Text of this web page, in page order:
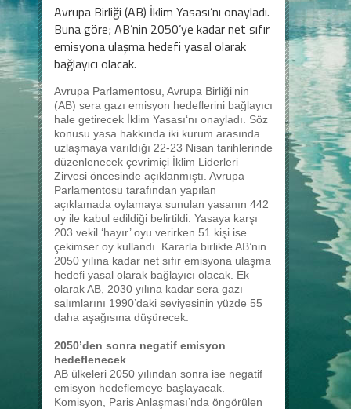
Avrupa Birliği (AB) İklim Yasası’nı onayladı.
Buna göre; AB’nin 2050’ye kadar net sıfır
emisyona ulaşma hedefi yasal olarak
bağlayıcı olacak.
Avrupa Parlamentosu, Avrupa Birliği‘nin
(AB) sera gazı emisyon hedeflerini bağlayıcı
hale getirecek İklim Yasası‘nı onayladı. Söz
konusu yasa hakkında iki kurum arasında
uzlaşmaya varıldığı 22-23 Nisan tarihlerinde
düzenlenecek çevrimiçi İklim Liderleri
Zirvesi öncesinde açıklanmıştı. Avrupa
Parlamentosu tarafından yapılan
açıklamada oylamaya sunulan yasanın 442
oy ile kabul edildiği belirtildi. Yasaya karşı
203 vekil ‘hayır’ oyu verirken 51 kişi ise
çekimser oy kullandı. Kararla birlikte AB’nin
2050 yılına kadar net sıfır emisyona ulaşma
hedefi yasal olarak bağlayıcı olacak. Ek
olarak AB, 2030 yılına kadar sera gazı
salımlarını 1990’daki seviyesinin yüzde 55
daha aşağısına düşürecek.
2050’den sonra negatif emisyon
hedeflenecek
AB ülkeleri 2050 yılından sonra ise negatif
emisyon hedeflemeye başlayacak.
Komisyon, Paris Anlaşması’nda öngörülen